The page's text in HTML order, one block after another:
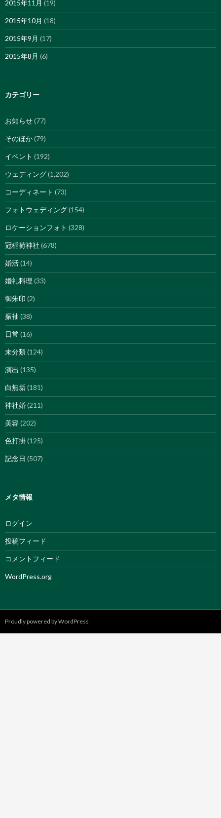
2015年11月 (19)
2015年10月 (18)
2015年9月 (17)
2015年8月 (6)
カテゴリー
お知らせ(77)
そのほか(79)
イベント (192)
ウェディング(1,202)
コーディネート (73)
フォトウェディング(154)
ロケーションフォト (328)
冠稲荷神社 (678)
婚活(14)
婚礼料理 (33)
御朱印 (2)
振袖 (38)
日常 (16)
未分類(124)
演出 (135)
白無垢(181)
神社婚(211)
美容 (202)
色打掛(125)
記念日 (507)
メタ情報
ログイン
投稿フィード
コメントフィード
WordPress.org
Proudly powered by WordPress